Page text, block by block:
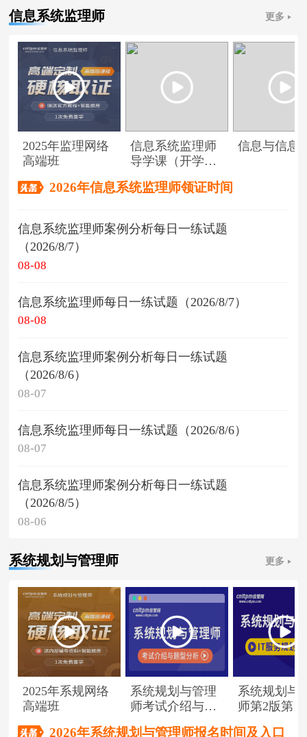
信息系统监理师 更多
2025年监理网络
高端班
信息系统监理师
导学课（开学典
信息与信息
2026年信息系统监理师领证时间
信息系统监理师案例分析每日一练试题
（2026/8/7）
08-08
信息系统监理师每日一练试题（2026/8/7）
08-08
信息系统监理师案例分析每日一练试题
（2026/8/6）
08-07
信息系统监理师每日一练试题（2026/8/6）
08-07
信息系统监理师案例分析每日一练试题
（2026/8/5）
08-06
系统规划与管理师 更多
2025年系规网络
高端班
系统规划与管理
师考试介绍与题
系统规划与
师第2版第1
2026年系统规划与管理师报名时间及入口